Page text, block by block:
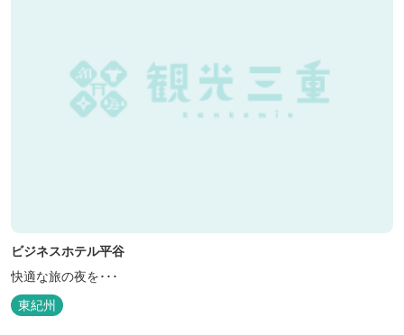
ビジネスホテル平谷
快適な旅の夜を･･･
東紀州